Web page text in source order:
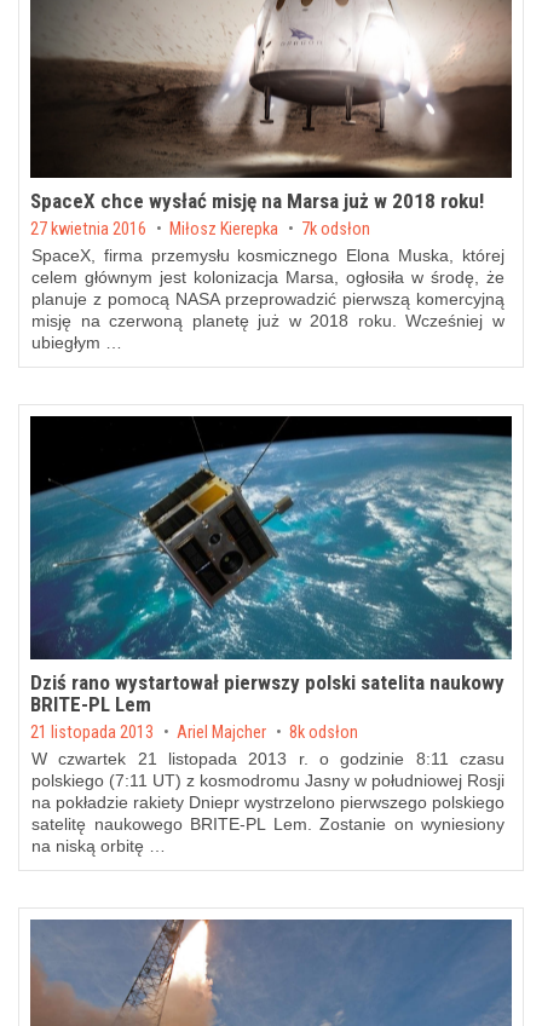
SpaceX chce wysłać misję na Marsa już w 2018 roku!
Posted on
27 kwietnia 2016 byMiłosz Kierepka 7k odsłon
SpaceX, firma przemysłu kosmicznego Elona Muska, której
celem głównym jest kolonizacja Marsa, ogłosiła w środę, że
planuje z pomocą NASA przeprowadzić pierwszą komercyjną
misję na czerwoną planetę już w 2018 roku. Wcześniej w
ubiegłym …
Dziś rano wystartował pierwszy polski satelita naukowy
BRITE-PL Lem
Posted on
21 listopada 2013 by Ariel Majcher 8k odsłon
W czwartek 21 listopada 2013 r. o godzinie 8:11 czasu
polskiego (7:11 UT) z kosmodromu Jasny w południowej Rosji
na pokładzie rakiety Dniepr wystrzelono pierwszego polskiego
satelitę naukowego BRITE-PL Lem. Zostanie on wyniesiony
na niską orbitę …